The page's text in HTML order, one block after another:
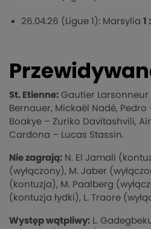
26.04.26 (Ligue 1): Marsylia 1 :
St. Etienne: Gautier Larsonneur
Bernauer, Mickaël Nadé,
Boakye – Zuriko Davitashvili,
Cardona – Lucas Stassin.
Nie zagrają: N. El Jamali
(wyłączony), M. Jaber
(kontuzja), M. Paalberg
(kontuzja łydki), L. Traore
Występ wątpliwy: L.